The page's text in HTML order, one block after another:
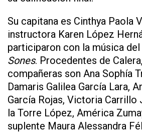
Su capitana es Cinthya Paola
instructora Karen López
participaron con la música del
Sones. Procedentes de
compañeras son Ana Sophía
Damaris Galilea García Lara,
García Rojas, Victoria Carrillo
la Torre López, América
suplente Maura Alessandra